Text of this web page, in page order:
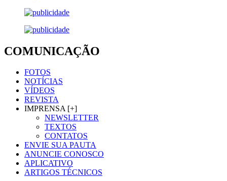
COMUNICAÇÃO
FOTOS
NOTÍCIAS
VÍDEOS
REVISTA
IMPRENSA [+]
NEWSLETTER
TEXTOS
CONTATOS
ENVIE SUA PAUTA
ANUNCIE CONOSCO
APLICATIVO
ARTIGOS TÉCNICOS